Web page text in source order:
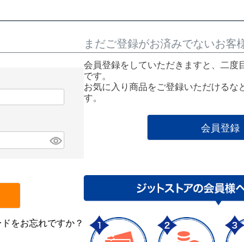
をお忘れですか？
まだご登録がお済みでないお客
会員登録をしていただきますと、二度
です。
お気に入り商品をご登録いただけるな
す。
会員登録